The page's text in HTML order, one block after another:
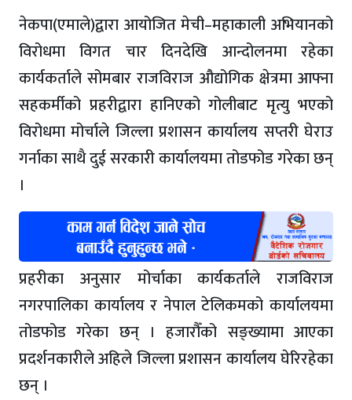
नेकपा(एमाले)द्वारा आयोजित मेची–महाकाली अभियानको
विरोधमा विगत चार दिनदेखि आन्दोलनमा रहेका
कार्यकर्ताले सोमबार राजविराज औद्योगिक क्षेत्रमा आफ्ना
सहकर्मीको प्रहरीद्वारा हानिएको गोलीबाट मृत्यु भएको
विरोधमा मोर्चाले जिल्ला प्रशासन कार्यालय सप्तरी घेराउ
गर्नाका साथै दुई सरकारी कार्यालयमा तोडफोड गरेका छन्
।
प्रहरीका अनुसार मोर्चाका कार्यकर्ताले राजविराज
नगरपालिका कार्यालय र नेपाल टेलिकमको कार्यालयमा
तोडफोड गरेका छन् । हजारौँको सङ्ख्यामा आएका
प्रदर्शनकारीले अहिले जिल्ला प्रशासन कार्यालय घेरिरहेका
छन् ।